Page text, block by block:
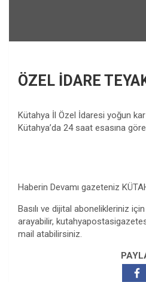
ÖZEL İDARE
Kütahya İl Özel İdaresi yoğun kar
Kütahya’da 24 saat esasına
Haberin Devamı gazeteniz
Basılı ve dijital abonelikleriniz için
arayabilir,
mail atabilirsiniz.